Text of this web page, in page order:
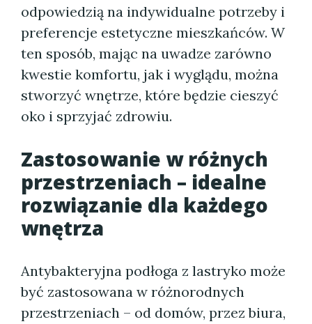
odpowiedzią na indywidualne potrzeby i
preferencje estetyczne mieszkańców. W
ten sposób, mając na uwadze zarówno
kwestie komfortu, jak i wyglądu, można
stworzyć wnętrze, które będzie cieszyć
oko i sprzyjać zdrowiu.
Zastosowanie w różnych
przestrzeniach – idealne
rozwiązanie dla każdego
wnętrza
Antybakteryjna podłoga z lastryko może
być zastosowana w różnorodnych
przestrzeniach – od domów, przez biura,